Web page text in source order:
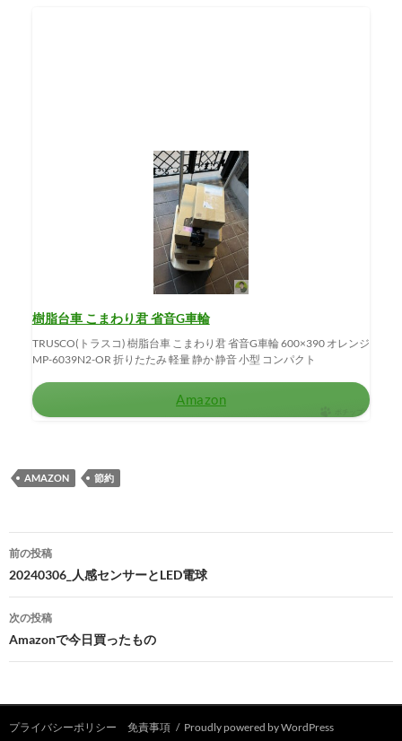
樹脂台車 こまわり君 省音G車輪
TRUSCO(トラスコ) 樹脂台車 こまわり君 省音G車輪 600×390 オレンジ
MP-6039N2-OR 折りたたみ 軽量 静か 静音 小型 コンパクト
Amazon
ポチップ
AMAZON 節約
投
稿
ナ
ビ
ー
シ
前の投稿
20240306_人感センサーとLED電球
次の投稿
Amazonで今日買ったもの
プライバシーポリシー 免責事項 Proudly powered by WordPress